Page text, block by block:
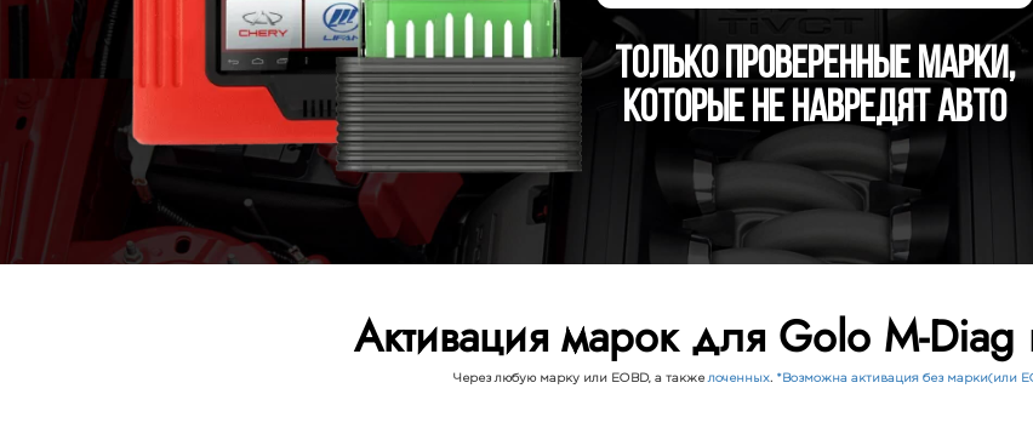
Только проверенные марки,
которые не навредят авто
Активация марок для Golo M-
Через любую марку или EOBD, а также лоченных. *Возможна активация без марки(или